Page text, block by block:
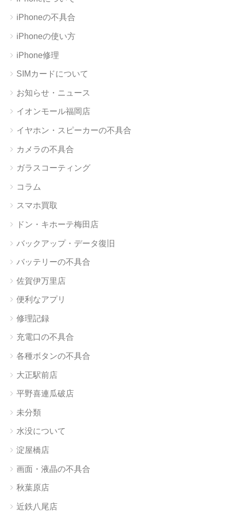
iPhoneの不具合
iPhoneの使い方
iPhone修理
SIMカードについて
お知らせ・ニュース
イオンモール福岡店
イヤホン・スピーカーの不具合
カメラの不具合
ガラスコーティング
コラム
スマホ買取
ドン・キホーテ梅田店
バックアップ・データ復旧
バッテリーの不具合
佐賀伊万里店
便利なアプリ
修理記録
充電口の不具合
各種ボタンの不具合
大正駅前店
平野喜連瓜破店
未分類
水没について
淀屋橋店
画面・液晶の不具合
秋葉原店
近鉄八尾店